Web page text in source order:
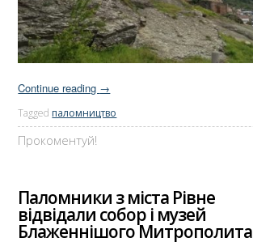
Continue reading →
Tagged паломництво
Прокоментуй!
Паломники з міста Рівне
відвідали собор і музей
Блаженнішого Митрополита